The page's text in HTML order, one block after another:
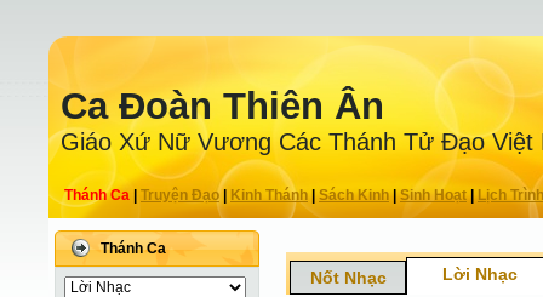
Ca Ðoàn Thiên Ân
Giáo Xứ Nữ Vương Các Thánh Tử Ðạo Việt
Thánh Ca Truyện Ðạo| Kinh Thánh Sách Kinh|Sinh Hoạt| Lịch Trình
Thánh Ca
Nốt Nhạc Lời Nhạc